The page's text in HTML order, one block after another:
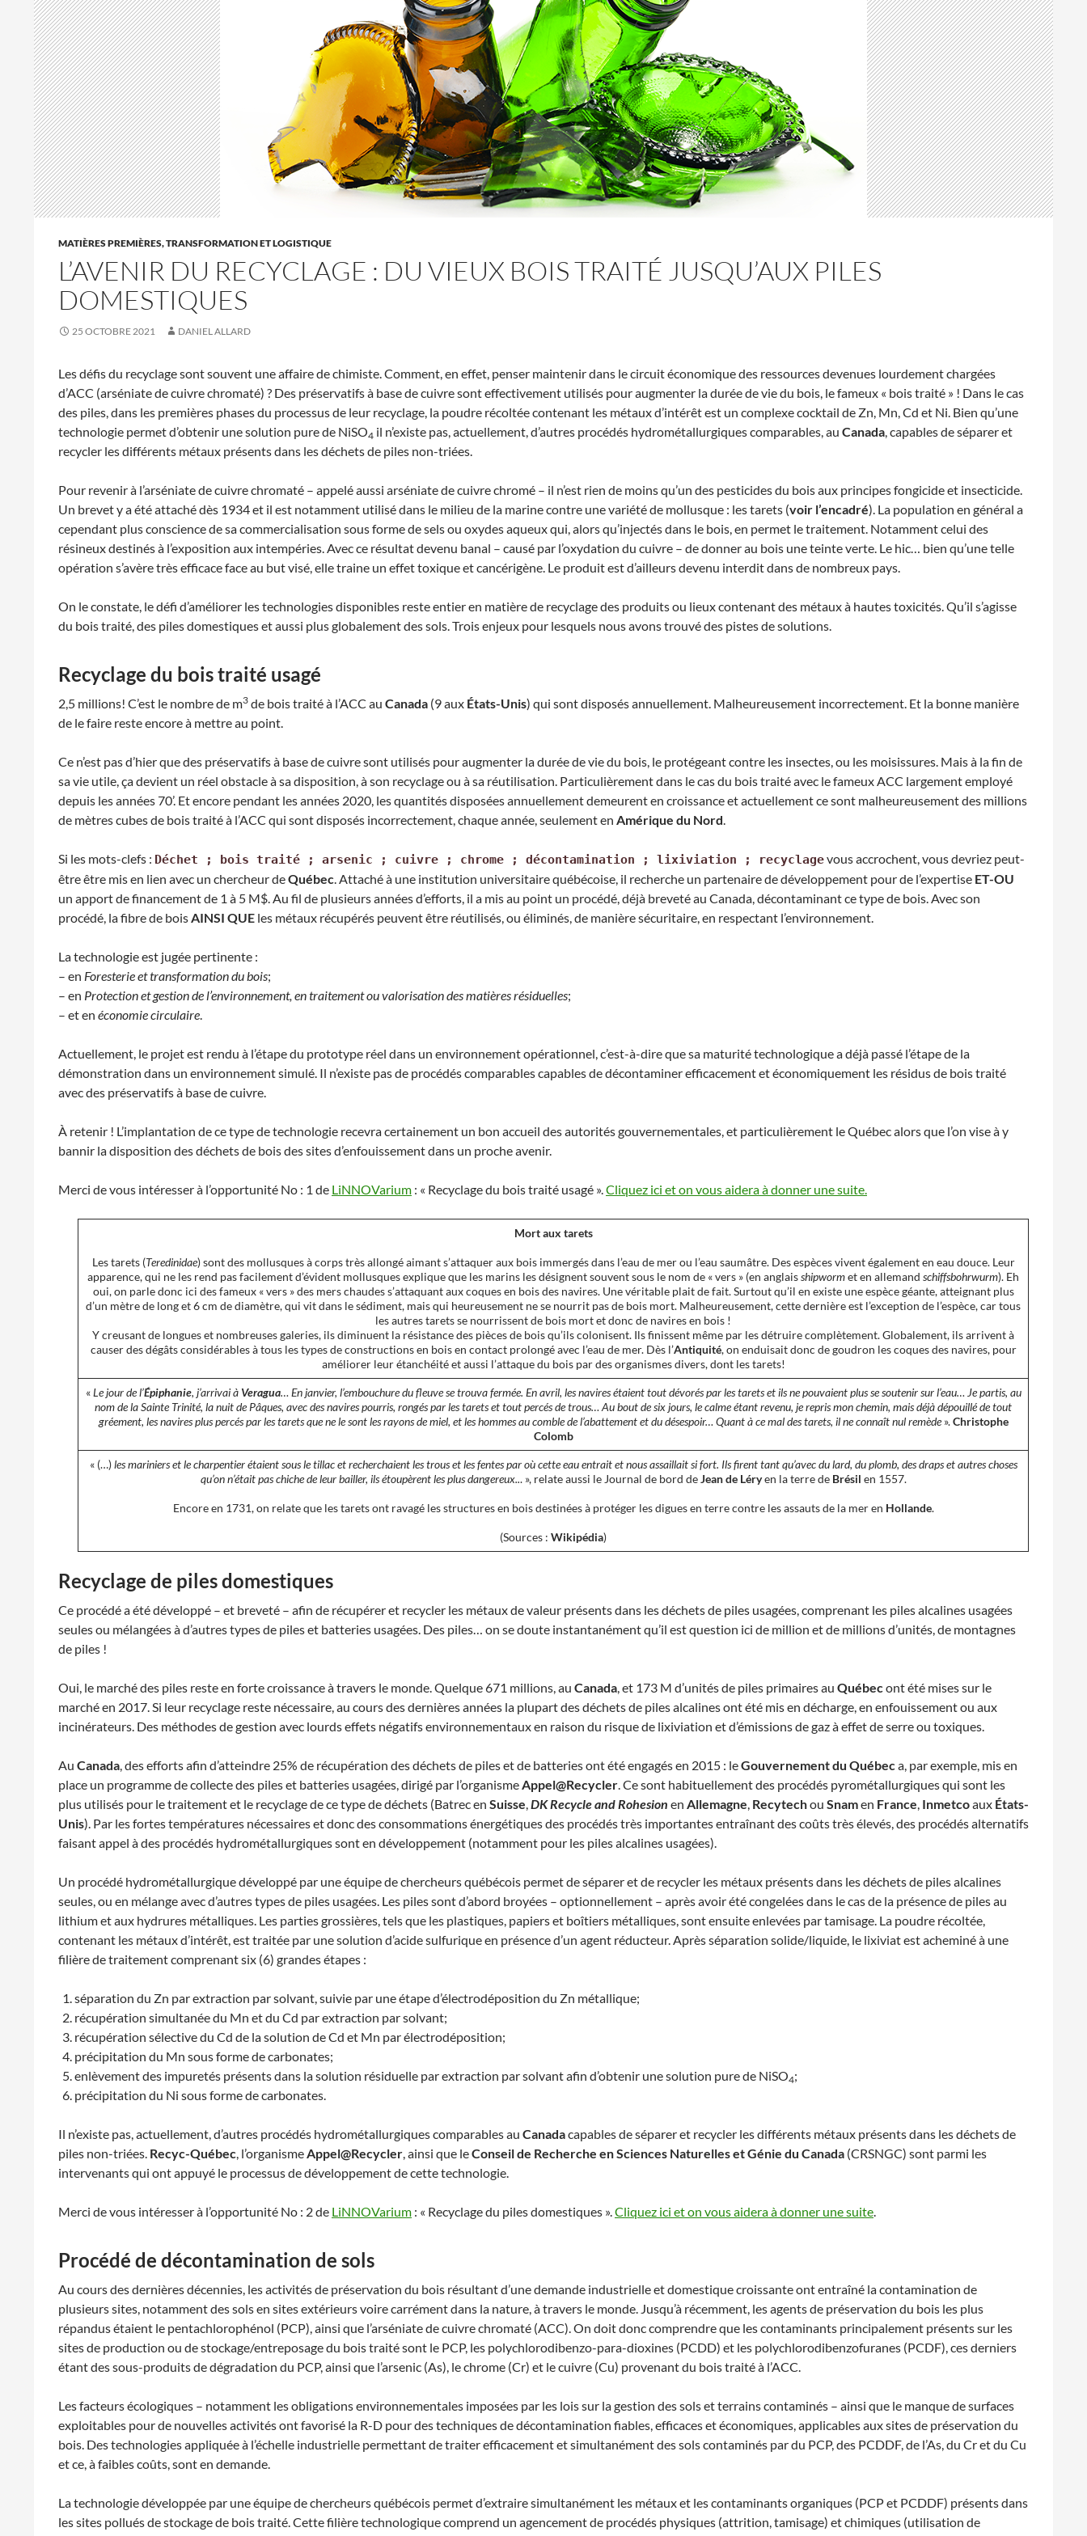
MATIÈRES PREMIÈRES, TRANSFORMATION ET LOGISTIQUE
L’AVENIR DU RECYCLAGE : DU VIEUX BOIS TRAITÉ JUSQU’AUX PILES
DOMESTIQUES
25 OCTOBRE 2021 DANIEL ALLARD
Les défis du recyclage sont souvent une affaire de chimiste. Comment, en effet, penser maintenir dans le circuit économique des ressources devenues lourdement chargées
d’ACC (arséniate de cuivre chromaté) ? Des préservatifs à base de cuivre sont effectivement utilisés pour augmenter la durée de vie du bois, le fameux « bois traité » ! Dans le cas
des piles, dans les premières phases du processus de leur recyclage, la poudre récoltée contenant les métaux d’intérêt est un complexe cocktail de Zn, Mn, Cd et Ni. Bien qu’une
technologie permet d’obtenir une solution pure de NiSO4 il n’existe pas, actuellement, d’autres procédés hydrométallurgiques comparables, au Canada, capables de séparer et
recycler les différents métaux présents dans les déchets de piles non-triées.
Pour revenir à l’arséniate de cuivre chromaté – appelé aussi arséniate de cuivre chromé – il n’est rien de moins qu’un des pesticides du bois aux principes fongicide et insecticide.
Un brevet y a été attaché dès 1934 et il est notamment utilisé dans le milieu de la marine contre une variété de mollusque : les tarets (voir l’encadré). La population en général a
cependant plus conscience de sa commercialisation sous forme de sels ou oxydes aqueux qui, alors qu’injectés dans le bois, en permet le traitement. Notamment celui des
résineux destinés à l’exposition aux intempéries. Avec ce résultat devenu banal – causé par l’oxydation du cuivre – de donner au bois une teinte verte. Le hic… bien qu’une telle
opération s’avère très efficace face au but visé, elle traine un effet toxique et cancérigène. Le produit est d’ailleurs devenu interdit dans de nombreux pays.
On le constate, le défi d’améliorer les technologies disponibles reste entier en matière de recyclage des produits ou lieux contenant des métaux à hautes toxicités. Qu’il s’agisse
du bois traité, des piles domestiques et aussi plus globalement des sols. Trois enjeux pour lesquels nous avons trouvé des pistes de solutions.
Recyclage du bois traité usagé
2,5 millions! C’est le nombre de m3 de bois traité à l’ACC au Canada (9 aux États-Unis) qui sont disposés annuellement. Malheureusement incorrectement. Et la bonne manière
de le faire reste encore à mettre au point.
Ce n’est pas d’hier que des préservatifs à base de cuivre sont utilisés pour augmenter la durée de vie du bois, le protégeant contre les insectes, ou les moisissures. Mais à la fin de
sa vie utile, ça devient un réel obstacle à sa disposition, à son recyclage ou à sa réutilisation. Particulièrement dans le cas du bois traité avec le fameux ACC largement employé
depuis les années 70’. Et encore pendant les années 2020, les quantités disposées annuellement demeurent en croissance et actuellement ce sont malheureusement des millions
de mètres cubes de bois traité à l’ACC qui sont disposés incorrectement, chaque année, seulement en Amérique du Nord.
Si les mots-clefs : Déchet ; bois traité ; arsenic ; cuivre ; chrome ; décontamination ; lixiviation ; recyclagevous accrochent, vous devriez peut-
être être mis en lien avec un chercheur deQuébec. Attaché à une institution universitaire québécoise, il recherche un partenaire de développement pour de l’expertise ET-OU
un apport de financement de 1 à 5 M$. Au fil de plusieurs années d’efforts, il a mis au point un procédé, déjà breveté au Canada, décontaminant ce type de bois. Avec son
procédé, la fibre de boisAINSI QUE les métaux récupérés peuvent être réutilisés, ou éliminés, de manière sécuritaire, en respectant l’environnement.
La technologie est jugée pertinente :
– en Foresterie et transformation du bois;
– en Protection et gestion de l’environnement, en traitement ou valorisation des matières résiduelles;
– et en économie circulaire.
Actuellement, le projet est rendu à l’étape du prototype réel dans un environnement opérationnel, c’est-à-dire que sa maturité technologique a déjà passé l’étape de la
démonstration dans un environnement simulé. Il n’existe pas de procédés comparables capables de décontaminer efficacement et économiquement les résidus de bois traité
avec des préservatifs à base de cuivre.
À retenir ! L’implantation de ce type de technologie recevra certainement un bon accueil des autorités gouvernementales, et particulièrement le Québec alors que l’on vise à y
bannir la disposition des déchets de bois des sites d’enfouissement dans un proche avenir.
Merci de vous intéresser à l’opportunité No : 1 de LiNNOVarium : « Recyclage du bois traité usagé ».Cliquez ici et on vous aidera à donner une suite.
Mort aux tarets
Les tarets (Teredinidae) sont des mollusques à corps très allongé aimant s’attaquer aux bois immergés dans l’eau de mer ou l’eau saumâtre. Des espèces vivent également en eau douce. Leur
apparence, qui ne les rend pas facilement d’évident mollusques explique que les marins les désignent souvent sous le nom de « vers » (en anglaisshipwormet en allemand schiffsbohrwurm). Eh
oui, on parle donc ici des fameux « vers » des mers chaudes s’attaquant aux coques en bois des navires. Une véritable plait de fait. Surtout qu’il en existe une espèce géante, atteignant plus
d’un mètre de long et 6 cm de diamètre, qui vit dans le sédiment, mais qui heureusement ne se nourrit pas de bois mort. Malheureusement, cette dernière est l’exception de l’espèce, car tous
les autres tarets se nourrissent de bois mort et donc de navires en bois !
Y creusant de longues et nombreuses galeries, ils diminuent la résistance des pièces de bois qu’ils colonisent. Ils finissent même par les détruire complètement. Globalement, ils arrivent à
causer des dégâts considérables à tous les types de constructions en bois en contact prolongé avec l’eau de mer. Dès l’Antiquité, on enduisait donc de goudron les coques des navires, pour
améliorer leur étanchéité et aussi l’attaque du bois par des organismes divers, dont les tarets!
«Le jour de l’Épiphanie, j’arrivai à Veragua… En janvier, l’embouchure du fleuve se trouva fermée. En avril, les navires étaient tout dévorés par les tarets et ils ne pouvaient plus se soutenir sur l’eau… Je partis, au
nom de la Sainte Trinité, la nuit de Pâques, avec des navires pourris, rongés par les tarets et tout percés de trous… Au bout de six jours, le calme étant revenu, je repris mon chemin, mais déjà dépouillé de tout
gréement, les navires plus percés par les tarets que ne le sont les rayons de miel, et les hommes au comble de l’abattement et du désespoir… Quant à ce mal des tarets, il ne connaît nul remède».Christophe
Colomb
« (…)les mariniers et le charpentier étaient sous le tillac et recherchaient les trous et les fentes par où cette eau entrait et nous assaillait si fort. Ils firent tant qu’avec du lard, du plomb, des draps et autres choses
qu’on n’était pas chiche de leur bailler, ils étoupèrent les plus dangereux... », relate aussi le Journal de bord deJean de Léryen la terre de Brésil en 1557.
Encore en 1731, on relate que les tarets ont ravagé les structures en bois destinées à protéger les digues en terre contre les assauts de la mer en Hollande.
(Sources : Wikipédia)
Recyclage de piles domestiques
Ce procédé a été développé – et breveté – afin de récupérer et recycler les métaux de valeur présents dans les déchets de piles usagées, comprenant les piles alcalines usagées
seules ou mélangées à d’autres types de piles et batteries usagées. Des piles… on se doute instantanément qu’il est question ici de million et de millions d’unités, de montagnes
de piles !
Oui, le marché des piles reste en forte croissance à travers le monde. Quelque 671 millions, au Canada, et 173 M d’unités de piles primaires au Québecont été mises sur le
marché en 2017. Si leur recyclage reste nécessaire, au cours des dernières années la plupart des déchets de piles alcalines ont été mis en décharge, en enfouissement ou aux
incinérateurs. Des méthodes de gestion avec lourds effets négatifs environnementaux en raison du risque de lixiviation et d’émissions de gaz à effet de serre ou toxiques.
Au Canada, des efforts afin d’atteindre 25% de récupération des déchets de piles et de batteries ont été engagés en 2015 : leGouvernement du Québeca, par exemple, mis en
place un programme de collecte des piles et batteries usagées, dirigé par l’organismeAppel@Recycler. Ce sont habituellement des procédés pyrométallurgiques qui sont les
plus utilisés pour le traitement et le recyclage de ce type de déchets (Batrec en Suisse,DK Recycle and Rohesion en Allemagne, Recytechou Snamen France, Inmetcoaux États-
Unis). Par les fortes températures nécessaires et donc des consommations énergétiques des procédés très importantes entraînant des coûts très élevés, des procédés alternatifs
faisant appel à des procédés hydrométallurgiques sont en développement (notamment pour les piles alcalines usagées).
Un procédé hydrométallurgique développé par une équipe de chercheurs québécois permet de séparer et de recycler les métaux présents dans les déchets de piles alcalines
seules, ou en mélange avec d’autres types de piles usagées. Les piles sont d’abord broyées – optionnellement – après avoir été congelées dans le cas de la présence de piles au
lithium et aux hydrures métalliques. Les parties grossières, tels que les plastiques, papiers et boîtiers métalliques, sont ensuite enlevées par tamisage. La poudre récoltée,
contenant les métaux d’intérêt, est traitée par une solution d’acide sulfurique en présence d’un agent réducteur. Après séparation solide/liquide, le lixiviat est acheminé à une
filière de traitement comprenant six (6) grandes étapes :
séparation du Zn par extraction par solvant, suivie par une étape d’électrodéposition du Zn métallique;
récupération simultanée du Mn et du Cd par extraction par solvant;
récupération sélective du Cd de la solution de Cd et Mn par électrodéposition;
précipitation du Mn sous forme de carbonates;
enlèvement des impuretés présents dans la solution résiduelle par extraction par solvant afin d’obtenir une solution pure de NiSO4;
précipitation du Ni sous forme de carbonates.
Il n’existe pas, actuellement, d’autres procédés hydrométallurgiques comparables au Canadacapables de séparer et recycler les différents métaux présents dans les déchets de
piles non-triées. Recyc-Québec, l’organismeAppel@Recycler, ainsi que leConseil de Recherche en Sciences Naturelles et Génie du Canada (CRSNGC) sont parmi les
intervenants qui ont appuyé le processus de développement de cette technologie.
Merci de vous intéresser à l’opportunité No : 2 de LiNNOVarium : « Recyclage du piles domestiques ».Cliquez ici et on vous aidera à donner une suite.
Procédé de décontamination de sols
Au cours des dernières décennies, les activités de préservation du bois résultant d’une demande industrielle et domestique croissante ont entraîné la contamination de
plusieurs sites, notamment des sols en sites extérieurs voire carrément dans la nature, à travers le monde. Jusqu’à récemment, les agents de préservation du bois les plus
répandus étaient le pentachlorophénol (PCP), ainsi que l’arséniate de cuivre chromaté (ACC). On doit donc comprendre que les contaminants principalement présents sur les
sites de production ou de stockage/entreposage du bois traité sont le PCP, les polychlorodibenzo-para-dioxines (PCDD) et les polychlorodibenzofuranes (PCDF), ces derniers
étant des sous-produits de dégradation du PCP, ainsi que l’arsenic (As), le chrome (Cr) et le cuivre (Cu) provenant du bois traité à l’ACC.
Les facteurs écologiques – notamment les obligations environnementales imposées par les lois sur la gestion des sols et terrains contaminés – ainsi que le manque de surfaces
exploitables pour de nouvelles activités ont favorisé la R-D pour des techniques de décontamination fiables, efficaces et économiques, applicables aux sites de préservation du
bois. Des technologies appliquée à l’échelle industrielle permettant de traiter efficacement et simultanément des sols contaminés par du PCP, des PCDDF, de l’As, du Cr et du Cu
et ce, à faibles coûts, sont en demande.
La technologie développée par une équipe de chercheurs québécois permet d’extraire simultanément les métaux et les contaminants organiques (PCP et PCDDF) présents dans
les sites pollués de stockage de bois traité. Cette filière technologique comprend un agencement de procédés physiques (attrition, tamisage) et chimiques (utilisation de